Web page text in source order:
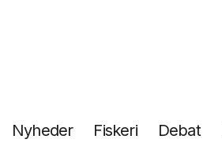
Nyheder Fiskeri Debat